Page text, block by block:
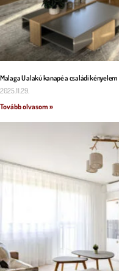
Malaga U alakú kanapé a családi kényelem
2025.11.29.
Tovább olvasom »